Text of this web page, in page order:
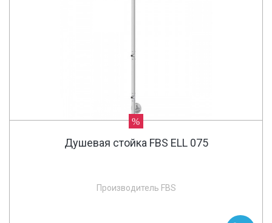
%
Душевая стойка FBS ELL 075
Производитель FBS